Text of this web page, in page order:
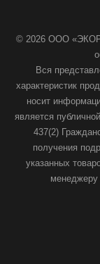
© 2026 ООО
Вся
характеристик
носит
является
437(2)
получения
указанных
менеджеру